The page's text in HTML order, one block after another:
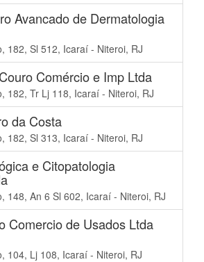
Avancado de Dermatologia
182, Sl 512, Icaraí - Niteroi, RJ
Comércio e Imp Ltda
182, Tr Lj 118, Icaraí - Niteroi, RJ
da Costa
182, Sl 313, Icaraí - Niteroi, RJ
e Citopatologia
148, An 6 Sl 602, Icaraí - Niteroi, RJ
Comercio de Usados Ltda
104, Lj 108, Icaraí - Niteroi, RJ